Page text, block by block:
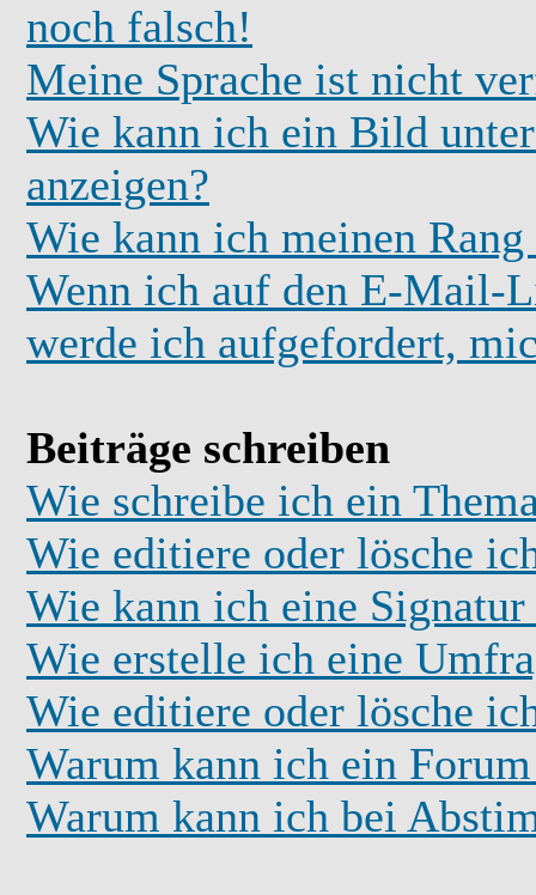
noch falsch!
Meine Sprache ist nicht
Wie kann ich ein Bild
anzeigen?
Wie kann ich meinen Rang
Wenn ich auf den E-Mail-
werde ich aufgefordert,
Beiträge schreiben
Wie schreibe ich ein
Wie editiere oder lösche
Wie kann ich eine Signatur
Wie erstelle ich eine
Wie editiere oder lösche
Warum kann ich ein
Warum kann ich bei